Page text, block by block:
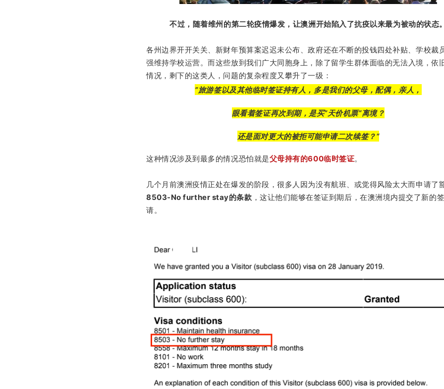
不过，随着维州的第二轮疫情爆发，让澳洲开始陷入了抗疫以来最为被动的状态
各州边界开开关关、新财年预算案迟迟未公布、政府还在不断的投钱四处补贴、学校裁
强维持学校运营。而这些放到我们广大同胞身上，除了留学生群体面临的无法入境，依
情况，剩下的这类人， 问题的复杂程度又攀升了一级：
”旅游签以及其他临时签证持有人，多是我们的父母，配偶，亲人，
眼看着签证再次到期，是买”天价机票“离境？
还是面对更大的被拒可能申请二次续签？“
这种情况涉及到最多的情况恐怕就是父母持有的600临时签证。
几个月前澳洲疫情正处在爆发的阶段，很多人因为没有航班、或觉得风险太大而申请了
8503-No further stay的条款 ，这让他们能够在签证到期后，在澳洲境内提交了新的
请。